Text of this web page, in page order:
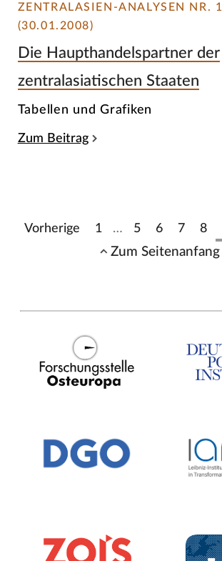
ZENTRALASIEN-ANALYSEN NR. 1
(30.01.2008)
Die Haupthandelspartner der
zentralasiatischen Staaten
Tabellen und Grafiken
Zum Beitrag
Vorherige 1 … 5 6 7 8
Zum Seitenanfang